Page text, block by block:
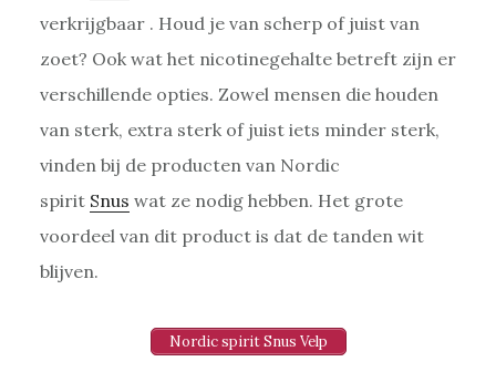
verkrijgbaar . Houd je van scherp of juist van
zoet? Ook wat het nicotinegehalte betreft zijn er
verschillende opties. Zowel mensen die houden
van sterk, extra sterk of juist iets minder sterk,
vinden bij de producten van Nordic
spirit Snus wat ze nodig hebben. Het grote
voordeel van dit product is dat de tanden wit
blijven.
Nordic spirit Snus Velp